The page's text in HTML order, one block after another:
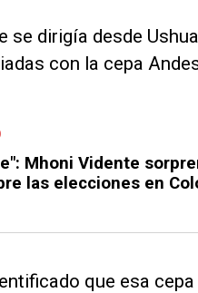
se dirigía desde
con la cepa
Mhoni Vidente
las elecciones en
que esa